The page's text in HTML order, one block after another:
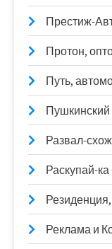
Престиж-
Протон,
Путь,
Пушкинский
Развал-
Раскупай-
Реклама и